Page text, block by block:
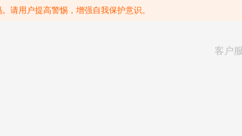
请用户提高警惕，增强自我保护意识。
客户